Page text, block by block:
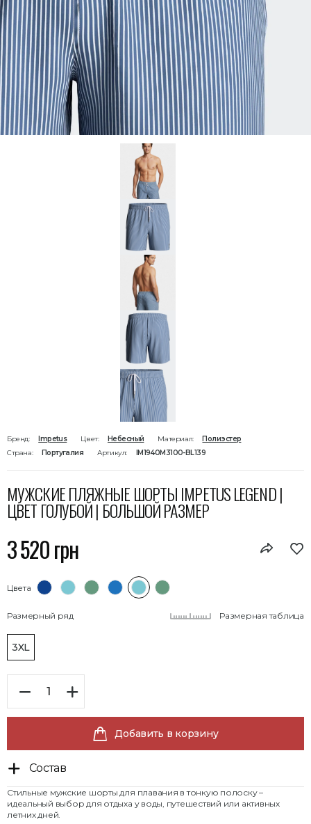
Бренд: Impetus Цвет: Небесный Материал:
Полиэстер
Страна:
Португалия Артикул: IM1940M3100-BL139
МУЖСКИЕ ПЛЯЖНЫЕ ШОРТЫ IMPETUS LEGEND |
ЦВЕТ ГОЛУБОЙ | БОЛЬШОЙ РАЗМЕР
3 520 грн
Цвета
Размерный ряд Размерная таблица
3XL
Добавить в корзину
Состав
Стильные мужские шорты для плавания в тонкую полоску –
идеальный выбор для отдыха у воды, путешествий или активных
летних дней.